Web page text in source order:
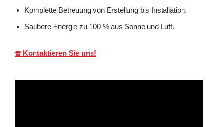
Komplette Betreuung von Erstellung bis Installation.
Saubere Energie zu 100 % aus Sonne und Luft.
☎️ Kontaktieren Sie uns!